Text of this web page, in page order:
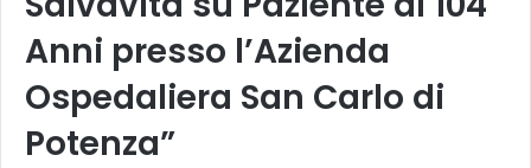
Anni presso l’Azienda
Ospedaliera San Carlo di
Potenza”